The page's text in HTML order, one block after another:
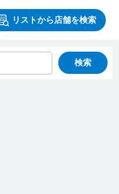
リストから店舗を検索
検索